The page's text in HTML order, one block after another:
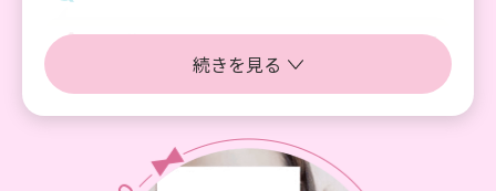
全体的に個性が強い所、口下手な人が多い印象 で
も話してみると皆明るくて楽しいです
生活費を稼ぐため
続きを見る